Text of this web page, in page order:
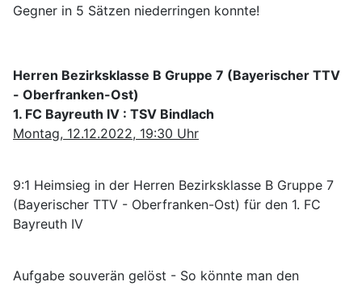
Gegner in 5 Sätzen niederringen konnte!
Herren Bezirksklasse B Gruppe 7 (Bayerischer TTV
- Oberfranken-Ost)
1. FC Bayreuth IV : TSV Bindlach
Montag, 12.12.2022, 19:30 Uhr
9:1 Heimsieg in der Herren Bezirksklasse B Gruppe 7
(Bayerischer TTV - Oberfranken-Ost) für den 1. FC
Bayreuth IV
Aufgabe souverän gelöst - So könnte man den